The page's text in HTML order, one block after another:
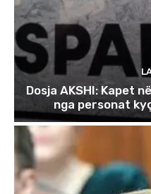
Dosja AKSHI: Kapet
nga personat